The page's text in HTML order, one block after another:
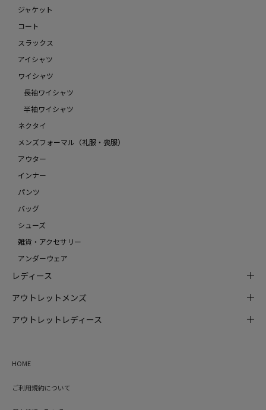
ジャケット
コート
スラックス
アイシャツ
ワイシャツ
長袖ワイシャツ
半袖ワイシャツ
ネクタイ
メンズフォーマル（礼服・喪服）
アウター
インナー
パンツ
バッグ
シューズ
雑貨・アクセサリー
アンダーウェア
レディース
アウトレットメンズ
アウトレットレディース
HOME
ご利用規約について